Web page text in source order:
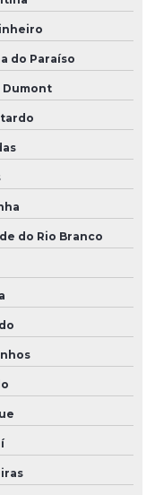
do Paraíso
Dumont
do Rio Branco